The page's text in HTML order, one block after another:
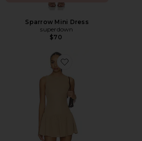
Sparrow Mini Dress
superdown
$70
Favorite Karoline Mini Dress